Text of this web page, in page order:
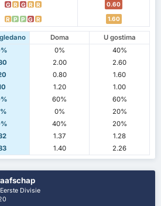
G R G R R 0.60
R P P G R 1.60
Doma
U gostima
0%
40%
2.00
2.60
0.80
1.60
1.20
1.00
60%
60%
0%
20%
40%
20%
1.37
1.28
1.40 2.26
Divisie